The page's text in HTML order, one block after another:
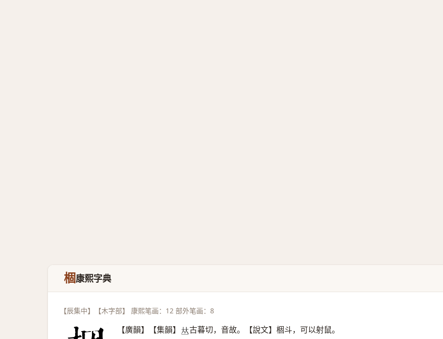
棝康熙字典
【辰集中】【木字部】 康熙笔画：12 部外笔画：8
【廣韻】【集韻】 𠀤古暮切，音故。【說文】棝斗，可以射鼠。